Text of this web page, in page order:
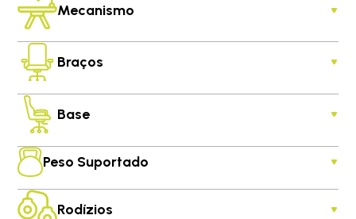
Mecanismo
Braços
Base
Peso Suportado
Rodízios